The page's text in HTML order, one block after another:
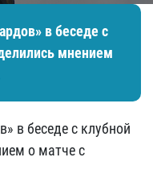
в беседе с
мнением
в беседе с клубной
о матче с